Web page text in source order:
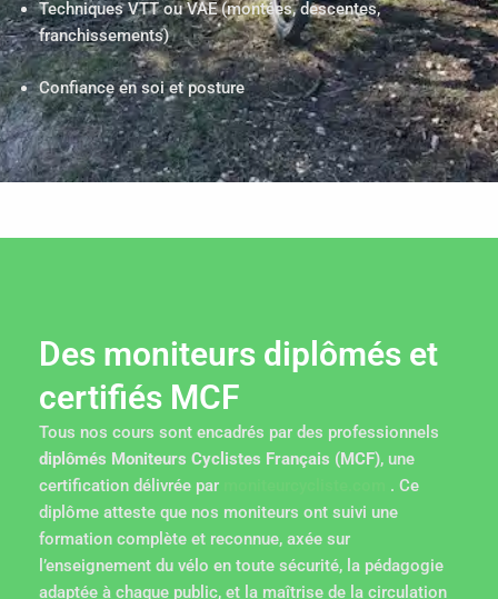
Techniques VTT ou VAE (montées, descentes,
franchissements)
Confiance en soi et posture
Des moniteurs diplômés et
certifiés MCF
Tous nos cours sont encadrés par des professionnels
diplômés Moniteurs Cyclistes Français (MCF), une
certification délivrée par
. Ce
diplôme atteste que nos moniteurs ont suivi une
formation complète et reconnue, axée sur
l’enseignement du vélo en toute sécurité, la pédagogie
adaptée à chaque public, et la maîtrise de la circulation